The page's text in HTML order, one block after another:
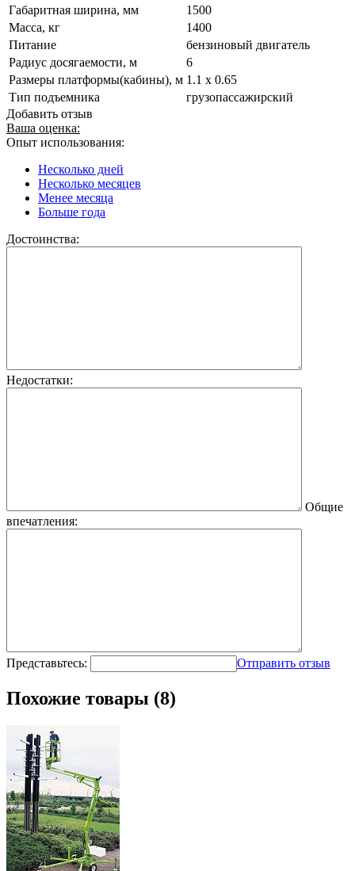
Габаритная ширина, мм
1500
Масса, кг
1400
Питание
бензиновый двигатель
Радиус досягаемости, м
6
Размеры платформы(кабины), м 1.1 x 0.65
Тип подъемника
грузопассажирский
Добавить отзыв
Ваша оценка:
Опыт использования:
Несколько дней
Несколько месяцев
Менее месяца
Больше года
Достоинства:
Недостатки:
Общие
впечатления:
Представьтесь: Отправить отзыв
Похожие товары (8)